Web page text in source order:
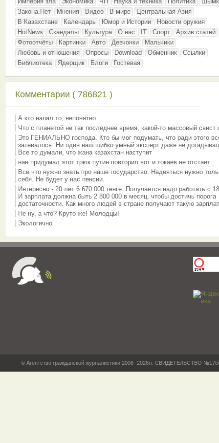
Закона.Нет
Мнения Видео В мире
Центральная Азия
В Казахстане
Календарь Юмор и Истории
Новости оружия
HotNews
Скандалы Культура О нас IT Спорт
Архив статей
Фотоотчёты
Картинки Авто Девчонки
Мальчики
Любовь и отношения
Опросы Download Обменник
Ссылки
Библиотека
Ядерщик Блоги Гостевая
Комментарии ( 786821 )
А кто напал то, непонятно
Что с планетой не так последнее время, какой-то массовый свист
Это ГЕНИАЛЬНО господа. Кто бы мог подумать, что ради этого
затевалось. Ни один наш шибко умный эксперт даже не
Все то думали, что жана казахстан наступит
нан придумал этот трюк путин повторил вот и токаев не отстает
Всё что нужно знать про наше государство. Надеяться нужно
себя. Не будет у нас пенсии.
Интересно - 20 лет 6 670 000 тенге. Получается надо работать с
И зарплата должна быть 2 800 000 в месяц, чтобы достичь порога
достаточности. Как много людей в стране получают такую
Не ну, а что? Круто же! Молодцы!
Экологично
© Агентство гражданской журналистики 2006- 2026гг. СВИДЕТЕЛЬСТВО